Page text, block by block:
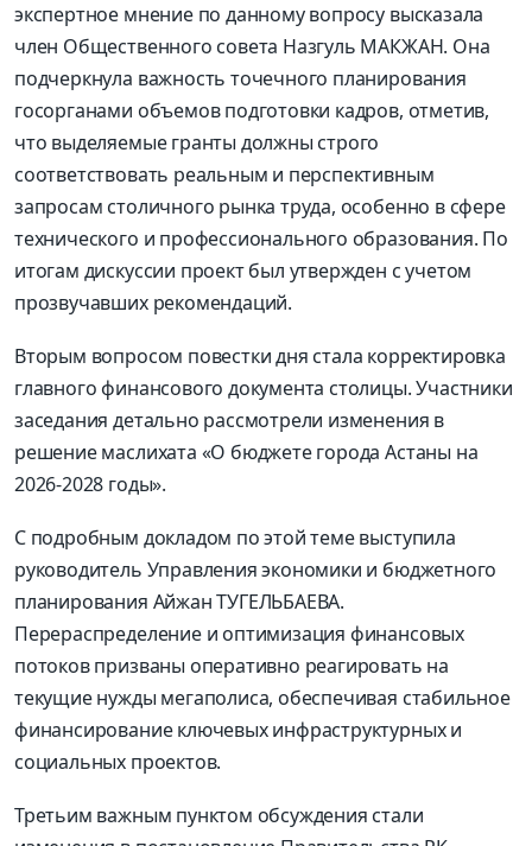
экспертное мнение по данному вопросу высказала
член Общественного совета Назгуль МАКЖАН. Она
подчеркнула важность точечного планирования
госорганами объемов подготовки кадров, отметив,
что выделяемые гранты должны строго
соответствовать реальным и перспективным
запросам столичного рынка труда, особенно в сфере
технического и профессионального образования. По
итогам дискуссии проект был утвержден с учетом
прозвучавших рекомендаций.
Вторым вопросом повестки дня стала корректировка
главного финансового документа столицы. Участники
заседания детально рассмотрели изменения в
решение маслихата «О бюджете города Астаны на
2026-2028 годы».
С подробным докладом по этой теме выступила
руководитель Управления экономики и бюджетного
планирования Айжан ТУГЕЛЬБАЕВА.
Перераспределение и оптимизация финансовых
потоков призваны оперативно реагировать на
текущие нужды мегаполиса, обеспечивая стабильное
финансирование ключевых инфраструктурных и
социальных проектов.
Третьим важным пунктом обсуждения стали